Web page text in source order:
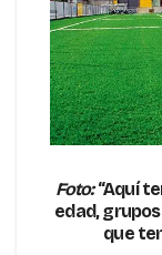
Foto:“Aquí
edad,
que